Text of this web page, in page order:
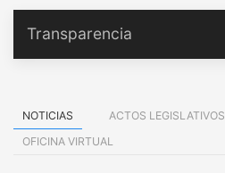
Transparencia
NOTICIAS ACTOS LEGISLATIVOS
OFICINA VIRTUAL